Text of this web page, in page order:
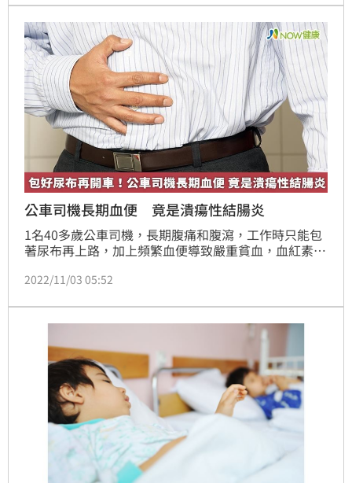
公車司機長期血便 竟是潰瘍性結腸炎
1名40多歲公車司機，長期腹痛和腹瀉，工作時只能包
著尿布再上路，加上頻繁血便導致嚴重貧血，血紅素從
友10年來以為腸躁症作祟，直到進一步檢查才確診為潰
紅素恢復正常，每天排便降低至3、4次，生活品質終於
獲得改善。
2022/11/03 05:52